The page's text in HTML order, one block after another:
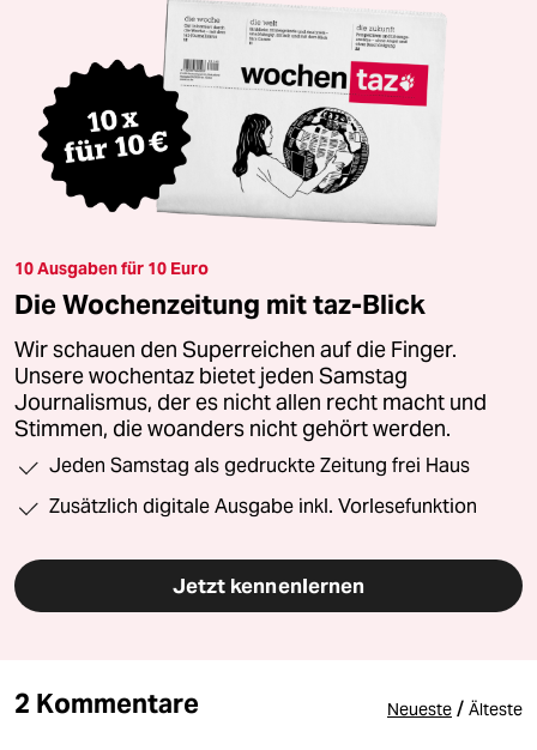
10 Ausgaben für 10 Euro
Die Wochenzeitung mit taz-Blick
Wir schauen den Superreichen auf die Finger.
Unsere wochentaz bietet jeden Samstag
Journalismus, der es nicht allen recht macht und
Stimmen, die woanders nicht gehört werden.
Jeden Samstag als gedruckte Zeitung frei Haus
Zusätzlich digitale Ausgabe inkl. Vorlesefunktion
Jetzt kennenlernen
2 Kommentare Neueste / Älteste